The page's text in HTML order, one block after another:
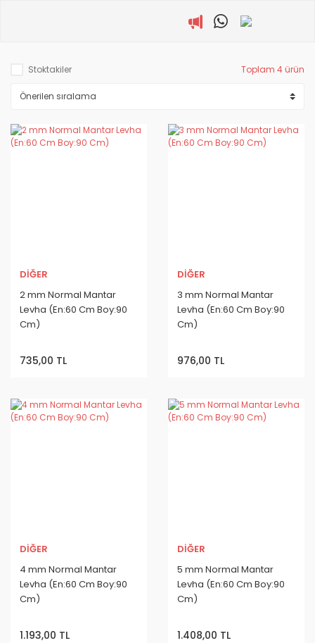
Stoktakiler Toplam 4 ürün
DİĞER
2 mm Normal Mantar
Levha (En:60 Cm Boy:90
Cm)
735,00 TL
DİĞER
3 mm Normal Mantar
Levha (En:60 Cm Boy:90
Cm)
976,00 TL
DİĞER
4 mm Normal Mantar
Levha (En:60 Cm Boy:90
Cm)
1.193,00 TL
DİĞER
5 mm Normal Mantar
Levha (En:60 Cm Boy:90
Cm)
1.408,00 TL